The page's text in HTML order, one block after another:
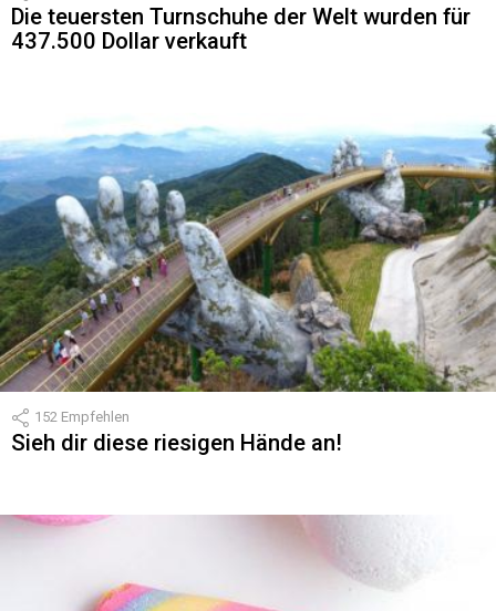
Die teuersten Turnschuhe der Welt wurden für
437.500 Dollar verkauft
152 Empfehlen
Sieh dir diese riesigen Hände an!